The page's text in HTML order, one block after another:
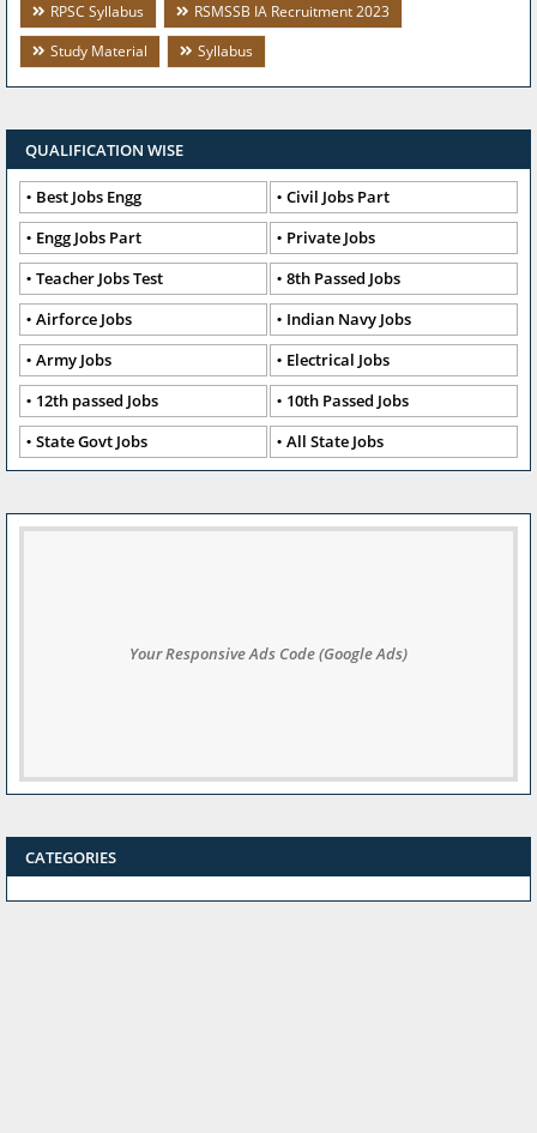
RPSC Syllabus
RSMSSB IA Recruitment 2023
Study Material
Syllabus
QUALIFICATION WISE
Best Jobs Engg
Civil Jobs Part
Engg Jobs Part
Private Jobs
Teacher Jobs Test
8th Passed Jobs
Airforce Jobs
Indian Navy Jobs
Army Jobs
Electrical Jobs
12th passed Jobs
10th Passed Jobs
State Govt Jobs
All State Jobs
Your Responsive Ads Code (Google Ads)
CATEGORIES